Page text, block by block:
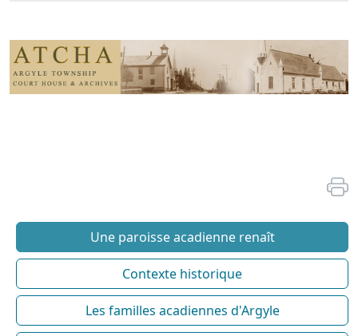
Une paroisse acadienne renaît
Contexte historique
Les familles acadiennes d'Argyle